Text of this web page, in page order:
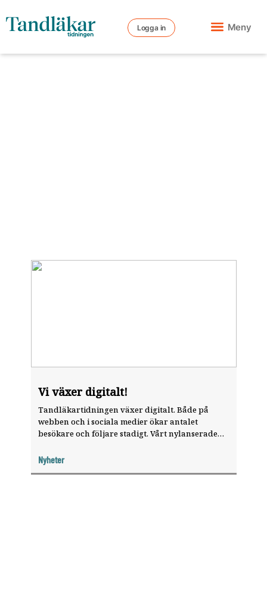
Logga in Meny
Vi växer digitalt!
Tandläkartidningen växer digitalt. Både på
webben och i sociala medier ökar antalet
besökare och följare stadigt. Vårt nylanserade
Sverige.
Nyheter